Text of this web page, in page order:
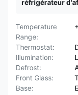
réfrigérateur
Temperature
Range:
Thermostat:
Illumination:
Defrost:
Front Glass:
Base: